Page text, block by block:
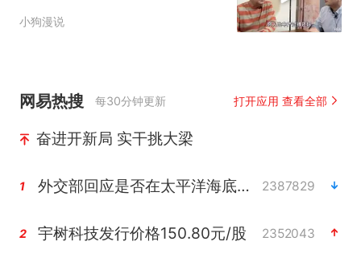
国穷人的生活
小狗漫说
网易热搜 每30分钟更新 打开应用 查看全部
奋进开新局 实干挑大梁
1 外交部回应是否在太平洋海底开采稀土 2387829
2 宇树科技发行价格150.80元/股 2352043